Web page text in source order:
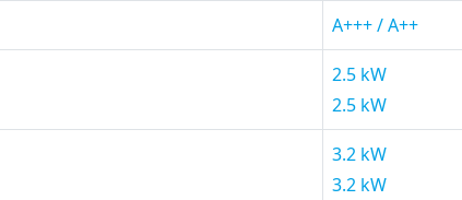
A+++ / A++
2.5 kW
2.5 kW
3.2 kW
3.2 kW